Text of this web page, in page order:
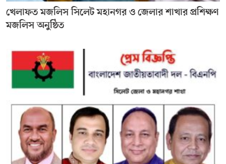
খেলাফত মজলিস সিলেট মহানগর ও জেলার শাখার প্রশিক্ষণ
মজলিস অনুষ্ঠিত